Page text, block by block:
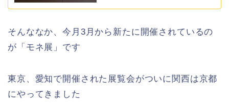
そんななか、今月3月から新たに開催されているの
が「モネ展」です
東京、愛知で開催された展覧会がついに関西は京都
にやってきました